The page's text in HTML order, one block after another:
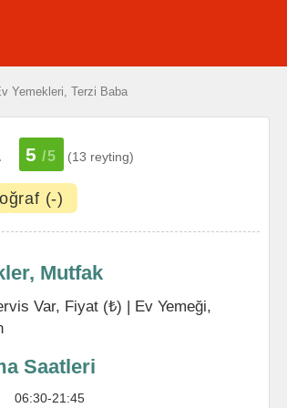
Yemekleri, Terzi Baba
5 /5 (13 reyting)
(-)
Mutfak
Var, Fiyat (₺) | Ev Yemeği,
Saatleri
06:30-21:45